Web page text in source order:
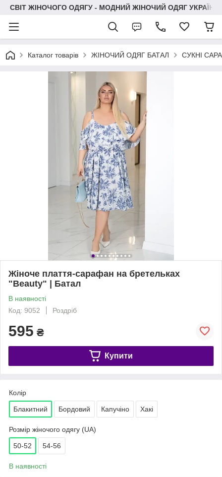
СВІТ ЖІНОЧОГО ОДЯГУ - МОДНИЙ ЖІНОЧИЙ ОДЯГ УКРАЇНИ
Каталог товарів ЖІНОЧИЙ ОДЯГ БАТАЛ СУКНІ
Жіноче плаття-сарафан на бретельках
"Beauty" | Батал
В наявності
Код: 9052
Роздріб
595 ₴
Купити
Колір
Блакитний Бордовий Капучіно Хакі
Розмір жіночого одягу (UA)
50-52 54-56
В наявності